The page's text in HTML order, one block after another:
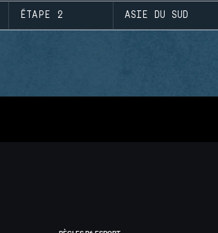
ÉTAPE 2 ASIE DU SUD